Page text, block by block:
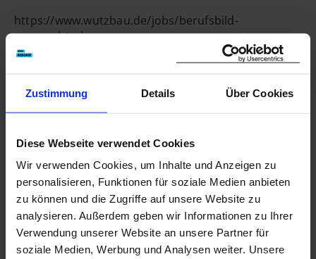
Zustimmung Details Über Cookies
Diese Webseite verwendet Cookies
Wir verwenden Cookies, um Inhalte und Anzeigen zu
personalisieren, Funktionen für soziale Medien anbieten
zu können und die Zugriffe auf unsere Website zu
analysieren. Außerdem geben wir Informationen zu Ihrer
Verwendung unserer Website an unsere Partner für
soziale Medien, Werbung und Analysen weiter. Unsere
https://www.wutzbau.de/jobs/berufsbild-
maurer.html
09971 89030
https://www.wutzbau.de
Jetzt Kontakt aufnehmen
Handynummer